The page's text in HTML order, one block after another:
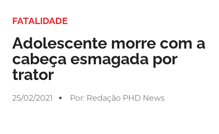
FATALIDADE
Adolescente morre com a
cabeça esmagada por
trator
25/02/2021 Por: Redação PHD News